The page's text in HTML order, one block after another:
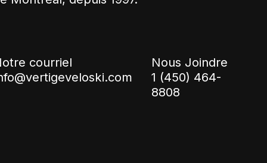
courriel
Nous Joindre
1 (450) 464-
8808